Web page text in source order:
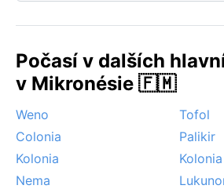
Počasí v dalších
v Mikronésie 🇫🇲
Weno
Tofol
Colonia
Palikir
Kolonia
Nema